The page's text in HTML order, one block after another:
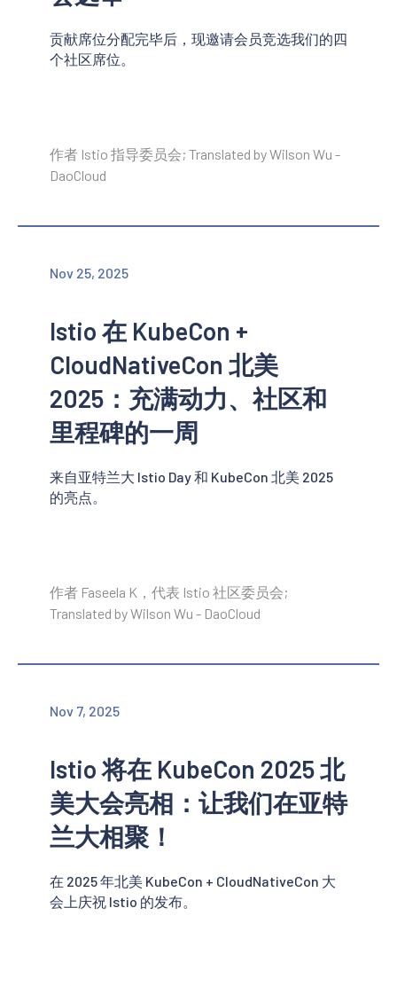
贡献席位分配完毕后，现邀请会员竞选我们的四
个社区席位。
作者 Istio 指导委员会; Translated by Wilson Wu -
DaoCloud
Nov 25, 2025
Istio 在 KubeCon +
CloudNativeCon 北美
2025：充满动力、社区和
里程碑的一周
来自亚特兰大 Istio Day 和 KubeCon 北美 2025
的亮点。
作者 Faseela K，代表 Istio 社区委员会;
Translated by Wilson Wu - DaoCloud
Nov 7, 2025
Istio 将在 KubeCon 2025 北
美大会亮相：让我们在亚特
兰大相聚！
在 2025 年北美 KubeCon + CloudNativeCon 大
会上庆祝 Istio 的发布。